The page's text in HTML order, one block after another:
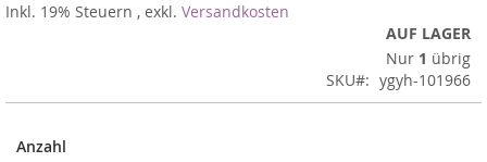
Inkl. 19% Steuern , exkl. Versandkosten
AUF LAGER
Nur 1 übrig
SKU
ygyh-101966
Anzahl